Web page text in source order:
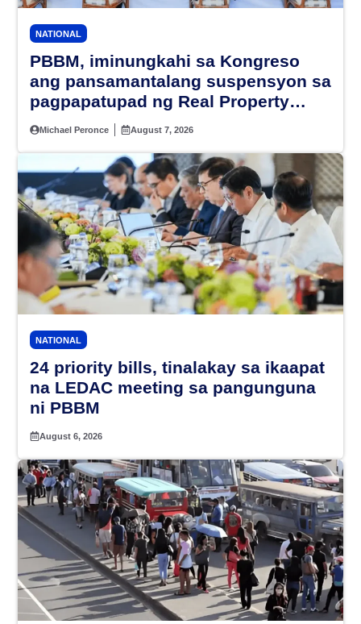
NATIONAL
PBBM, iminungkahi sa Kongreso
ang pansamantalang suspensyon sa
pagpapatupad ng Real Property
Valuation and Assessment Reform
Michael Peronce August 7, 2026
NATIONAL
24 priority bills, tinalakay sa ikaapat
na LEDAC meeting sa pangunguna
ni PBBM
August 6, 2026